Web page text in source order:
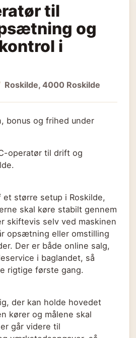
til
og
i
Roskilde, 4000 Roskilde
bonus og frihed under
operatør til drift og
et større setup i Roskilde,
skal køre stabilt gennem
skiftevis selv ved maskinen
opsætning eller omstilling
Der er både online salg,
i baglandet, så
rigtige første gang.
der kan holde hovedet
kører og målene skal
går videre til